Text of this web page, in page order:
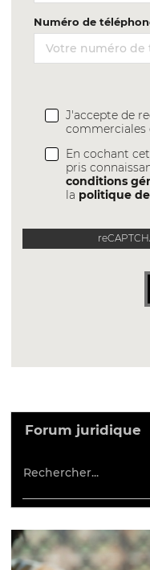
Numéro de
J'accepte de
commerciales
En cochant
pris
conditions
la politique
Forum juridique